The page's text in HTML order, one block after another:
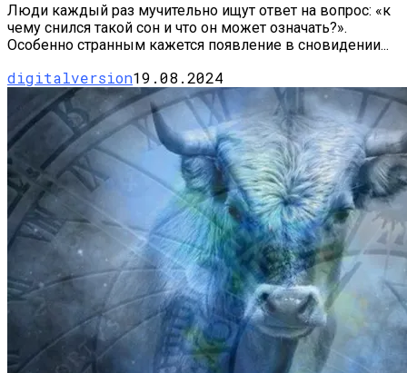
Люди каждый раз мучительно ищут ответ на вопрос: «к
чему снился такой сон и что он может означать?».
Особенно странным кажется появление в сновидении...
digitalversion19.08.2024